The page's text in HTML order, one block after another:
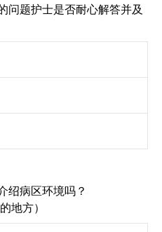
问题护士是否耐心解答并及
绍病区环境吗？
地方）